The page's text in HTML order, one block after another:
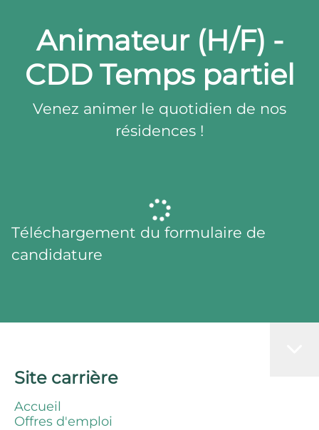
Animateur (H/F) -
CDD Temps partiel
Venez animer le quotidien de nos
résidences !
Téléchargement du formulaire de
candidature
Site carrière
Accueil
Offres d'emploi